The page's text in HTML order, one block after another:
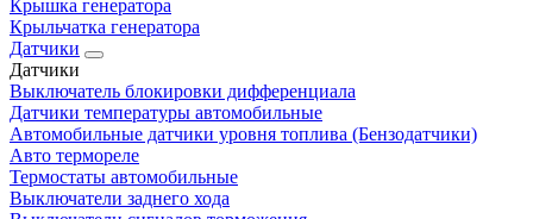
Крышка генератора
Крыльчатка генератора
Датчики
Датчики
Выключатель блокировки дифференциала
Датчики температуры автомобильные
Автомобильные датчики уровня топлива (Бензодатчики)
Авто термореле
Термостаты автомобильные
Выключатели заднего хода